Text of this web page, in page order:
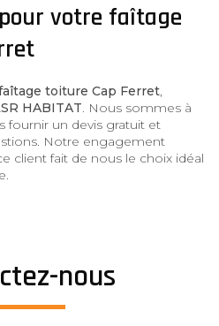
votre faîtage
toiture Cap Ferret,
HABITAT. Nous sommes à
fournir un devis gratuit et
Notre engagement
client fait de nous le choix idéal
nous